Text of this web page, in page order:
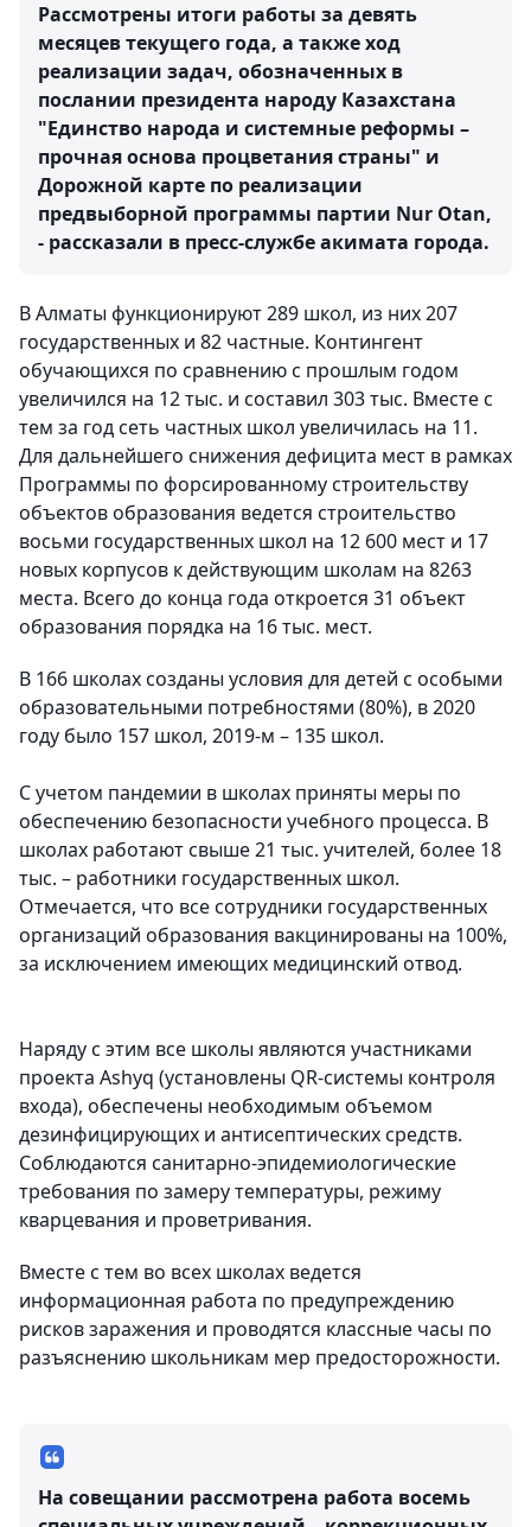
Рассмотрены итоги работы за девять
месяцев текущего года, а также ход
реализации задач, обозначенных в
послании президента народу Казахстана
"Единство народа и системные реформы –
прочная основа процветания страны" и
Дорожной карте по реализации
предвыборной программы партии Nur Otan,
- рассказали в пресс-службе акимата города.
В Алматы функционируют 289 школ, из них 207
государственных и 82 частные. Контингент
обучающихся по сравнению с прошлым годом
увеличился на 12 тыс. и составил 303 тыс. Вместе с
тем за год сеть частных школ увеличилась на 11.
Для дальнейшего снижения дефицита мест в рамках
Программы по форсированному строительству
объектов образования ведется строительство
восьми государственных школ на 12 600 мест и 17
новых корпусов к действующим школам на 8263
места. Всего до конца года откроется 31 объект
образования порядка на 16 тыс. мест.
В 166 школах созданы условия для детей с особыми
образовательными потребностями (80%), в 2020
году было 157 школ, 2019-м – 135 школ.
С учетом пандемии в школах приняты меры по
обеспечению безопасности учебного процесса. В
школах работают свыше 21 тыс. учителей, более 18
тыс. – работники государственных школ.
Отмечается, что все сотрудники государственных
организаций образования вакцинированы на 100%,
за исключением имеющих медицинский отвод.
Наряду с этим все школы являются участниками
проекта Ashyq (установлены QR-системы контроля
входа), обеспечены необходимым объемом
дезинфицирующих и антисептических средств.
Соблюдаются санитарно-эпидемиологические
требования по замеру температуры, режиму
кварцевания и проветривания.
Вместе с тем во всех школах ведется
информационная работа по предупреждению
рисков заражения и проводятся классные часы по
разъяснению школьникам мер предосторожности.
На совещании рассмотрена работа восемь